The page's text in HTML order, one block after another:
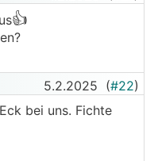
👍
5.2.2025 (#22)
bei uns. Fichte